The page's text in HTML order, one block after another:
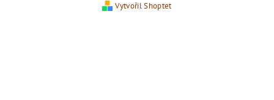
Vytvořil Shoptet